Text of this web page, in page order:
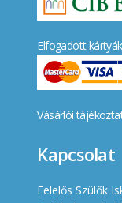
Elfogadott
Vásárlói
Kapcsolat
Felelős Szülők